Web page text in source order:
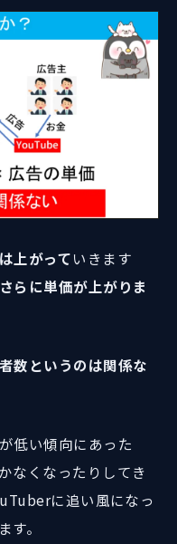
上がっていきます
らに単価が上がりま
数というのは関係な
低い傾向にあった
なくなったりしてき
に追い風になっ
。